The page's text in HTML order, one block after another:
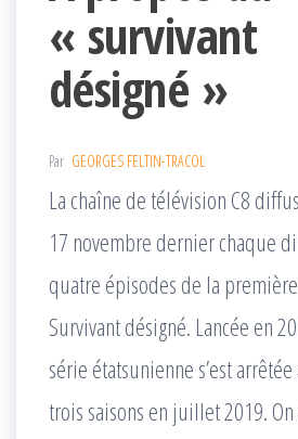
« survivant
désigné »
Par GEORGES FELTIN-TRACOL
La chaîne de télévision C8
17 novembre dernier chaque
quatre épisodes de la
Survivant désigné. Lancée en
série étatsunienne s’est
trois saisons en juillet 2019.